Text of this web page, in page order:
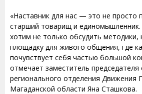
«Наставник для нас — это не просто
старший товарищ и
хотим не только обсудить методики,
площадку для живого общения, где
почувствует себя частью большой
отмечает заместитель председателя
регионального отделения Движения
Магаданской области Яна Сташкова.